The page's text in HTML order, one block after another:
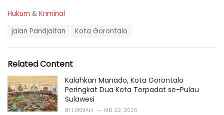
C
r
i
e
s
:
Hukum & Kriminal
a
:
jalan Pandjaitan Kota Gorontalo
Related Content
Kalahkan Manado, Kota Gorontalo
Peringkat Dua Kota Terpadat se-Pulau
Sulawesi
BY LUKMAN MEI 22, 2026